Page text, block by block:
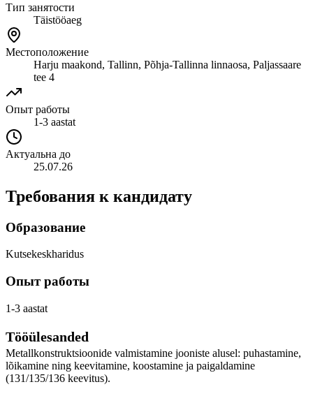
Тип занятости
Täistööaeg
Местоположение
Harju maakond, Tallinn, Põhja-Tallinna linnaosa, Paljassaare
tee 4
Опыт работы
1-3 aastat
Актуальна до
25.07.26
Требования к кандидату
Образование
Kutsekeskharidus
Опыт работы
1-3 aastat
Tööülesanded
Metallkonstruktsioonide valmistamine jooniste alusel: puhastamine,
lõikamine ning keevitamine, koostamine ja paigaldamine
(131/135/136 keevitus).